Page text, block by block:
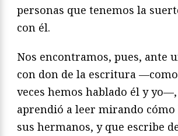
personas que tenemos la
con él.
Nos encontramos, pues, ante
con don de la escritura
veces hemos hablado él y
aprendió a leer mirando cómo
sus hermanos, y que escribe